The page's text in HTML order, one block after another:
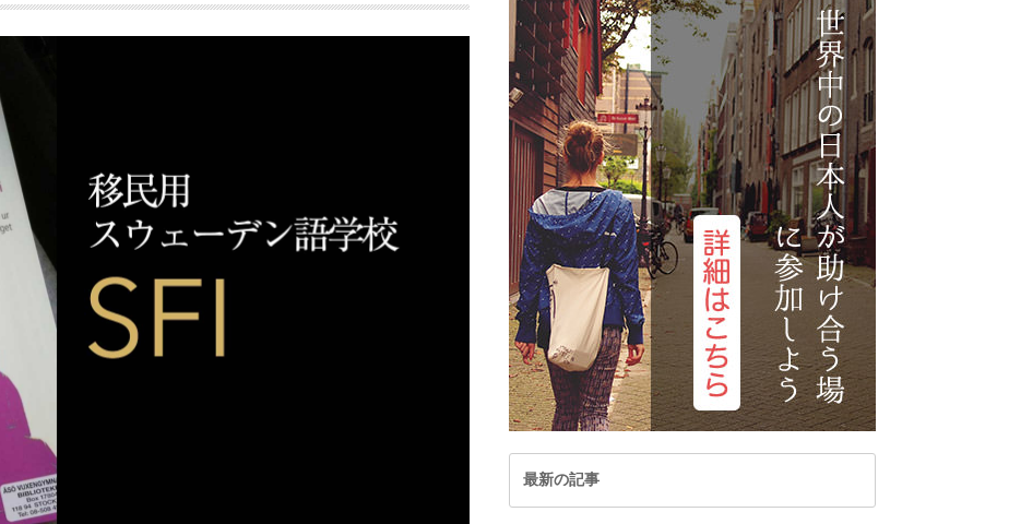
イギリス
イタリア
ウクライナ
デンマーク
ハンガリー
フランス
ブルガリア
ベラルーシ
ベルギー
ポルトガル
ポーランド
マルタ共和国
ルクセンブルク
ウズベキスタン
カンボジア
シンガポール
スリランカ
タイ
ネパール
バングラデシュ
パキスタン
フィジー共和国
フィリピン
ベトナム
マカオ
マレーシア
ミャンマー
モルディブ共和国
ラオス
中国
韓国
オセアニア
オーストラリア
トンガ
ニュージーランド
パラオ共和国
んでした
MOST VIEWED
ARTICLE
記事が見つかりませ
んでした
PICKUP ARTICLE
記事が見つかりませ
んでした
た
MOST VIEWED ARTICLE
記事が見つかりませんでし
た
PICKUP ARTICLE
記事が見つかりませんでし
MOST VIEWED ARTICLE
記事が見つかりませんでした
PICKUP ARTICLE
MOST VIEWED ARTICLE
記事が見つかりませんでした
PICKUP ARTICLE
MOST VIEWED ARTICLE
記事が見つかりませんでした
PICKUP ARTICLE
MOST VIEWED ARTICLE
記事が見つかりませんでした
PICKUP ARTICLE
MOST VIEWED ARTICLE
記事が見つかりませんでした
PICKUP ARTICLE
MOST VIEWED ARTICLE
記事が見つかりませんでした
PICKUP ARTICLE
MOST VIEWED ARTICLE
最新の記事